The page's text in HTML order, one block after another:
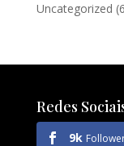
Uncategorized
Redes
9k